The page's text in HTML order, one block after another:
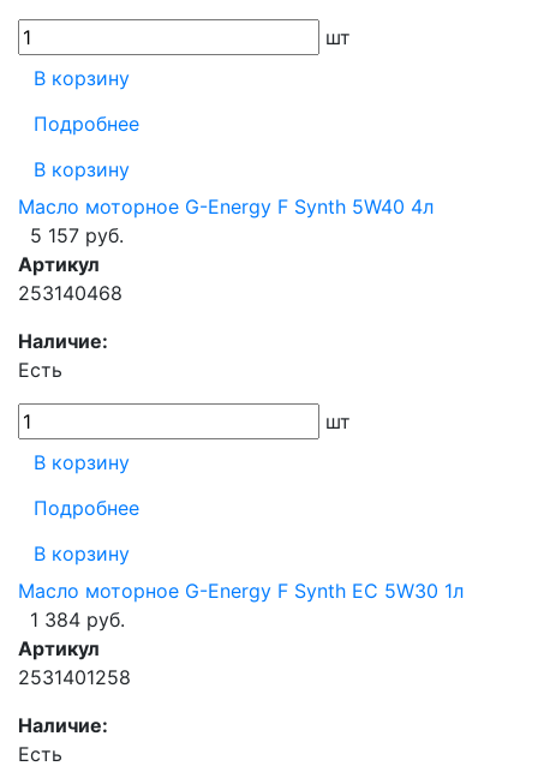
шт
В корзину
Подробнее
В корзину
Масло моторное G-Energy F Synth 5W40 4л
5 157 руб.
Артикул
253140468
Наличие:
Есть
шт
В корзину
Подробнее
В корзину
Масло моторное G-Energy F Synth EC 5W30 1л
1 384 руб.
Артикул
2531401258
Наличие:
Есть